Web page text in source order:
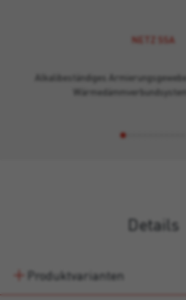
NETZ SSA
Alkalibeständiges
Details
Produktvarianten